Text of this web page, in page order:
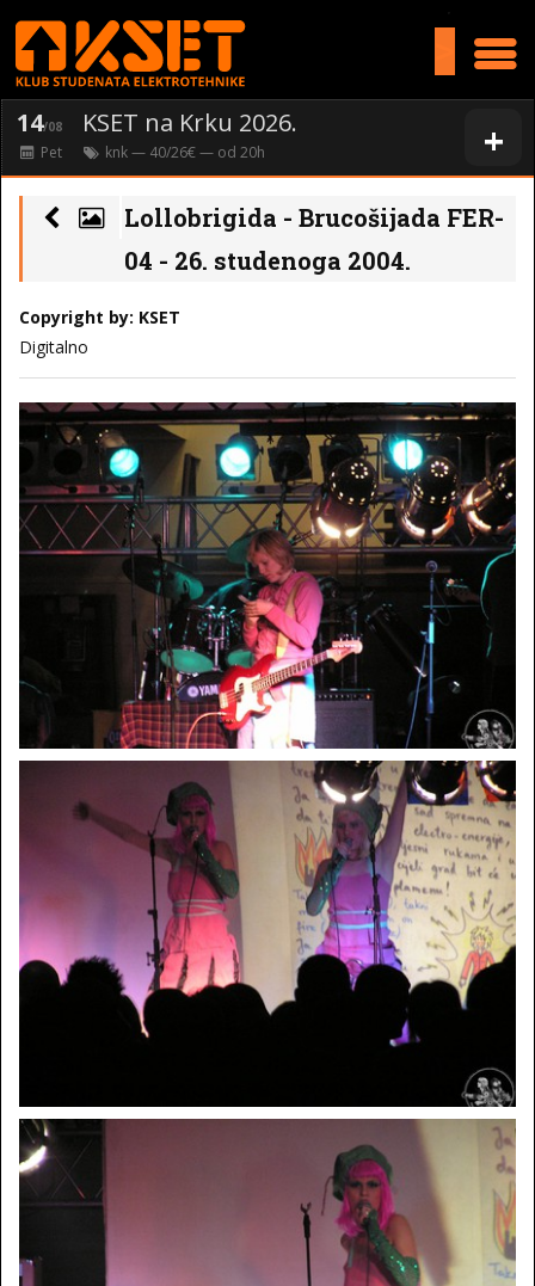
+
14/08 KSET na Krku 2026.
Pet knk— 40/26€ — od 20h
Lollobrigida - Brucošijada FER-
04 - 26. studenoga 2004.
Copyright by: KSET
Digitalno